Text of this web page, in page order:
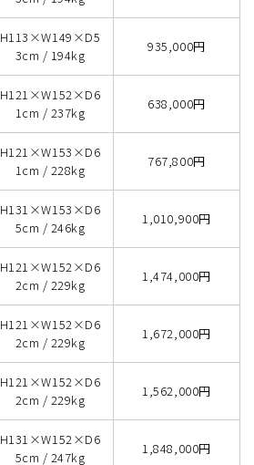
H113×W149×D5
3cm / 194kg
935,000円
H121×W152×D6
1cm / 237kg
638,000円
H121×W153×D6
1cm / 228kg
767,800円
H131×W153×D6
5cm / 246kg
1,010,900円
H121×W152×D6
2cm / 229kg
1,474,000円
H121×W152×D6
2cm / 229kg
1,672,000円
H121×W152×D6
2cm / 229kg
1,562,000円
H131×W152×D6
5cm / 247kg
1,848,000円